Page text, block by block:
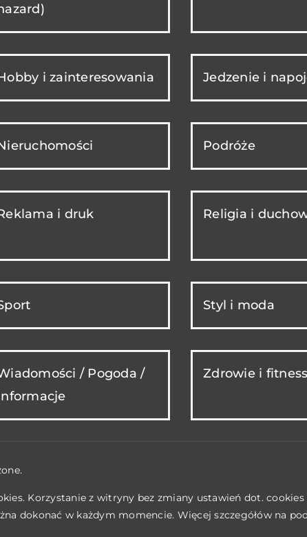
i zainteresowania Jedzenie i
Podróże
i druk Religia i
Styl i moda
/ Pogoda /
Zdrowie i fitness
Korzystanie z witryny bez zmiany ustawień dot. cookies
dokonać w każdym momencie. Więcej szczegółów na